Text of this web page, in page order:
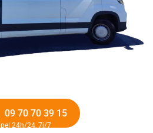
09 70 70 39 15
24h/24, 7j/7